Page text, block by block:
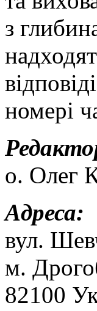
з
номері
о.
Адреса:
вул.
м.
82100